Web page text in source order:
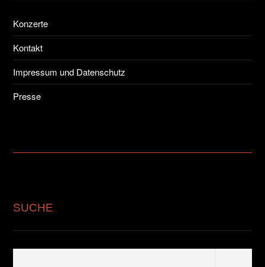
Konzerte
Kontakt
Impressum und Datenschutz
Presse
SUCHE